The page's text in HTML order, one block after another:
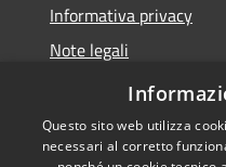
Informativa privacy
Note legali
Dichiarazione di
Questo sito web utilizza
necessari al corretto